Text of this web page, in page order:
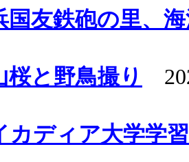
国友鉄砲の里、
桜と野鳥撮り
カディア大学学